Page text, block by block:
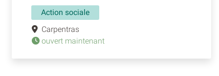
Action sociale
Carpentras
ouvert maintenant